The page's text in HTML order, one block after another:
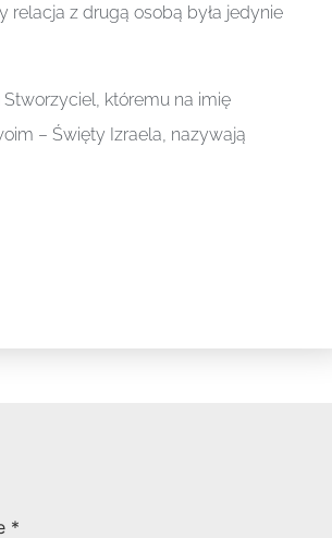
relacja z drugą osobą była jedynie
Stworzyciel, któremu na imię
– Święty Izraela, nazywają
*